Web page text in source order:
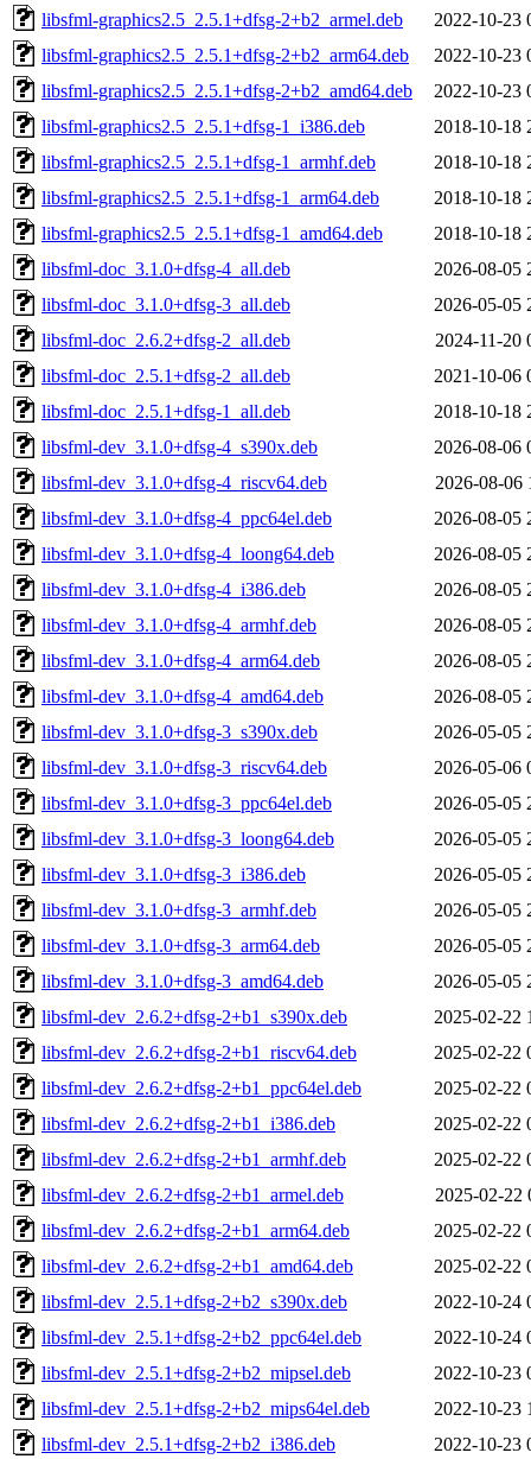
libsfml-graphics2.5_2.5.1+dfsg-2+b2_armel.deb
2022-10-23
libsfml-graphics2.5_2.5.1+dfsg-2+b2_arm64.deb
2022-10-23
libsfml-graphics2.5_2.5.1+dfsg-2+b2_amd64.deb
2022-10-23
libsfml-graphics2.5_2.5.1+dfsg-1_i386.deb
2018-10-18
libsfml-graphics2.5_2.5.1+dfsg-1_armhf.deb
2018-10-18
libsfml-graphics2.5_2.5.1+dfsg-1_arm64.deb
2018-10-18
libsfml-graphics2.5_2.5.1+dfsg-1_amd64.deb
2018-10-18
libsfml-doc_3.1.0+dfsg-4_all.deb
2026-08-05
libsfml-doc_3.1.0+dfsg-3_all.deb
2026-05-05
libsfml-doc_2.6.2+dfsg-2_all.deb
2024-11-20
libsfml-doc_2.5.1+dfsg-2_all.deb
2021-10-06
libsfml-doc_2.5.1+dfsg-1_all.deb
2018-10-18
libsfml-dev_3.1.0+dfsg-4_s390x.deb
2026-08-06
libsfml-dev_3.1.0+dfsg-4_riscv64.deb
2026-08-06
libsfml-dev_3.1.0+dfsg-4_ppc64el.deb
2026-08-05
libsfml-dev_3.1.0+dfsg-4_loong64.deb
2026-08-05
libsfml-dev_3.1.0+dfsg-4_i386.deb
2026-08-05
libsfml-dev_3.1.0+dfsg-4_armhf.deb
2026-08-05
libsfml-dev_3.1.0+dfsg-4_arm64.deb
2026-08-05
libsfml-dev_3.1.0+dfsg-4_amd64.deb
2026-08-05
libsfml-dev_3.1.0+dfsg-3_s390x.deb
2026-05-05
libsfml-dev_3.1.0+dfsg-3_riscv64.deb
2026-05-06
libsfml-dev_3.1.0+dfsg-3_ppc64el.deb
2026-05-05
libsfml-dev_3.1.0+dfsg-3_loong64.deb
2026-05-05
libsfml-dev_3.1.0+dfsg-3_i386.deb
2026-05-05
libsfml-dev_3.1.0+dfsg-3_armhf.deb
2026-05-05
libsfml-dev_3.1.0+dfsg-3_arm64.deb
2026-05-05
libsfml-dev_3.1.0+dfsg-3_amd64.deb
2026-05-05
libsfml-dev_2.6.2+dfsg-2+b1_s390x.deb
2025-02-22
libsfml-dev_2.6.2+dfsg-2+b1_riscv64.deb
2025-02-22
libsfml-dev_2.6.2+dfsg-2+b1_ppc64el.deb
2025-02-22
libsfml-dev_2.6.2+dfsg-2+b1_i386.deb
2025-02-22
libsfml-dev_2.6.2+dfsg-2+b1_armhf.deb
2025-02-22
libsfml-dev_2.6.2+dfsg-2+b1_armel.deb
2025-02-22
libsfml-dev_2.6.2+dfsg-2+b1_arm64.deb
2025-02-22
libsfml-dev_2.6.2+dfsg-2+b1_amd64.deb
2025-02-22
libsfml-dev_2.5.1+dfsg-2+b2_s390x.deb
2022-10-24
libsfml-dev_2.5.1+dfsg-2+b2_ppc64el.deb
2022-10-24
libsfml-dev_2.5.1+dfsg-2+b2_mipsel.deb
2022-10-23
libsfml-dev_2.5.1+dfsg-2+b2_mips64el.deb
2022-10-23
libsfml-dev_2.5.1+dfsg-2+b2_i386.deb
2022-10-23